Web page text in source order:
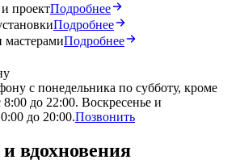
проектПодробнее
Подробнее
Подробнее
с понедельника по субботу, кроме
до 22:00. Воскресенье и
до 20:00.Позвонить
вдохновения